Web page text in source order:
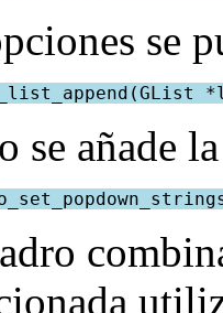
se
se añade